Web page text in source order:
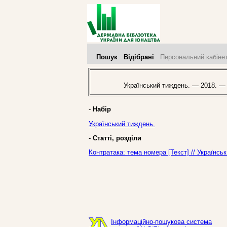
Пошук Відібрані Персональний
Український тиждень. — 2018.
- Набір
Український тиждень.
- Статті, розділи
Контратака: тема номера [Текст] //
Інформаційно-пошукова система